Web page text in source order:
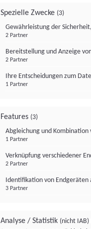
Spezielle Zwecke (3)
Gewährleistung der
2 Partner
Bereitstellung und Anzeige
2 Partner
Ihre Entscheidungen zum
1 Partner
Features (3)
Abgleichung und
1 Partner
Verknüpfung verschiedener
2 Partner
Identifikation von
3 Partner
Analyse / Statistik (nicht IAB)